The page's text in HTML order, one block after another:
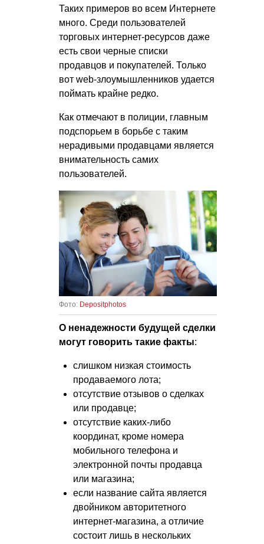
Таких примеров во всем Интернете
много. Среди пользователей
торговых интернет-ресурсов даже
есть свои черные списки
продавцов и покупателей. Только
вот web-злоумышленников удается
поймать крайне редко.
Как отмечают в полиции, главным
подспорьем в борьбе с таким
нерадивыми продавцами является
внимательность самих
пользователей.
Фото: Depositphotos
О ненадежности будущей сделки
могут говорить такие факты:
слишком низкая стоимость
продаваемого лота;
отсутствие отзывов о сделках
или продавце;
отсутствие каких-либо
координат, кроме номера
мобильного телефона и
электронной почты продавца
или магазина;
если название сайта является
двойником авторитетного
интернет-магазина, а отличие
состоит лишь в нескольких